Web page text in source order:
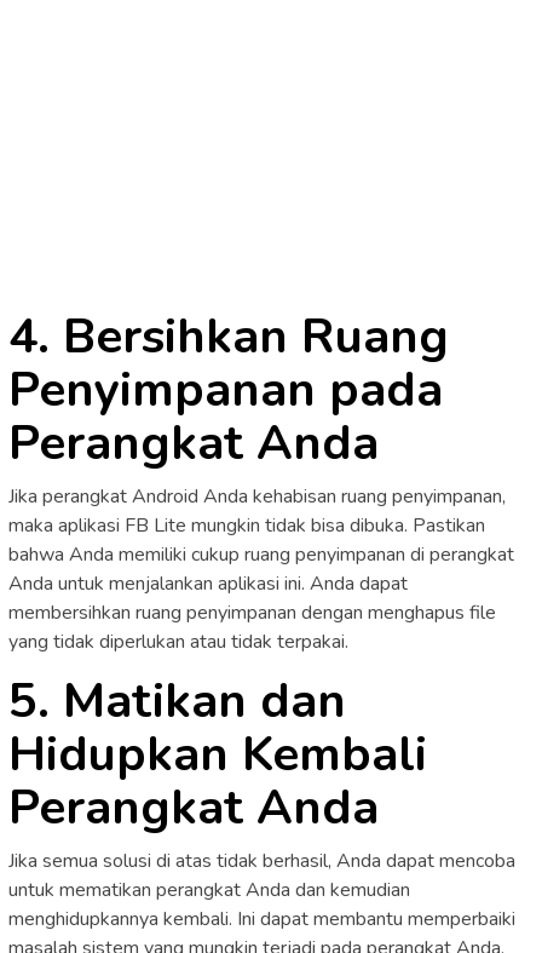
4. Bersihkan Ruang
Penyimpanan pada
Perangkat Anda
Jika perangkat Android Anda kehabisan ruang penyimpanan,
maka aplikasi FB Lite mungkin tidak bisa dibuka. Pastikan
bahwa Anda memiliki cukup ruang penyimpanan di perangkat
Anda untuk menjalankan aplikasi ini. Anda dapat
membersihkan ruang penyimpanan dengan menghapus file
yang tidak diperlukan atau tidak terpakai.
5. Matikan dan
Hidupkan Kembali
Perangkat Anda
Jika semua solusi di atas tidak berhasil, Anda dapat mencoba
untuk mematikan perangkat Anda dan kemudian
menghidupkannya kembali. Ini dapat membantu memperbaiki